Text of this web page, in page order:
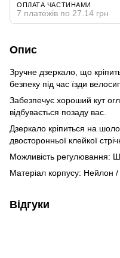
ОПЛАТА ЧАСТИНАМИ
7 платежів по 27.14 грн
Опис
Зручне дзеркало, що
безпеку під час їзди
Забезпечує хороший кут
відбувається позаду вас.
Дзеркало кріпиться на
двосторонньої клейкої
Можливість регулювання:
Матеріал корпусу: Нейлон /
Відгуки